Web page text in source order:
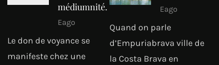
médiumnité.
Eago
Le don de voyance se
manifeste chez une
Eago
Quand on parle
d’Empuriabrava ville de
la Costa Brava en